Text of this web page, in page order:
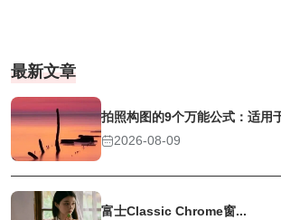
最新文章
拍照构图的9个万能公式：适用
2026-08-09
富士Classic Chrome窗...